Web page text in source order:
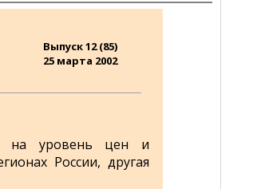
Выпуск 12 (85)
25 марта 2002
на уровень цен и
России, другая